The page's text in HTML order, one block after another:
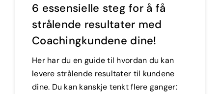
6 essensielle steg for å få
strålende resultater med
Coachingkundene dine!
Her har du en guide til hvordan du kan
levere strålende resultater til kundene
dine. Du kan kanskje tenkt flere ganger: